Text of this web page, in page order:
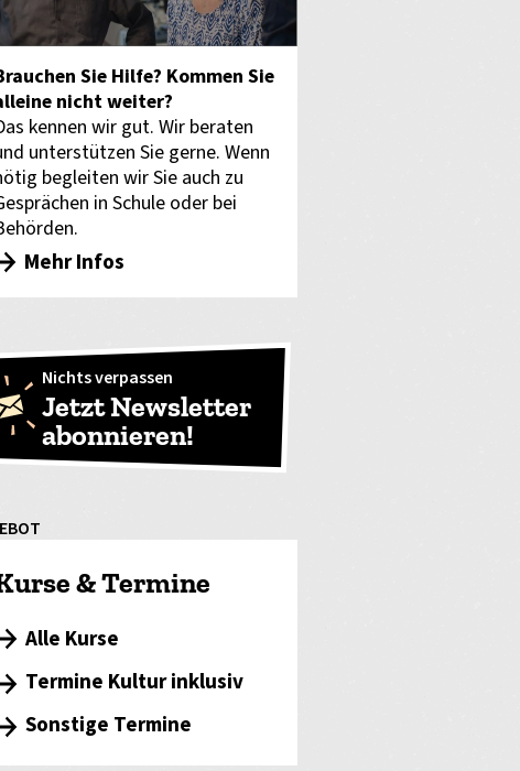
Sie Hilfe? Kommen Sie
nicht weiter?
kennen wir gut. Wir beraten
unterstützen Sie gerne. Wenn
begleiten wir Sie auch zu
in Schule oder bei
Mehr Infos
Nichts verpassen
Jetzt Newsletter
abonnieren!
& Termine
Alle Kurse
Termine Kultur inklusiv
Sonstige Termine